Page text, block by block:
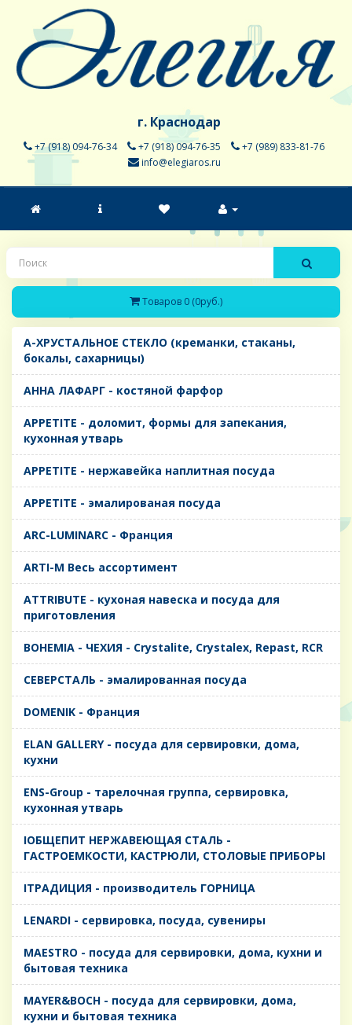
г. Краснодар
+7 (918) 094-76-34 +7 (918) 094-76-35
+7 (989) 833-81-76
info@elegiaros.ru
Товаров 0 (0руб.)
A-ХРУСТАЛЬНОЕ СТЕКЛО (креманки, стаканы,
бокалы, сахарницы)
AHHA ЛАФАРГ - костяной фарфор
APPETITE - доломит, формы для запекания,
кухонная утварь
APPETITE - нержавейка наплитная посуда
APPETITE - эмалированая посуда
ARC-LUMINARC - Франция
ARTI-M Весь ассортимент
ATTRIBUTE - кухоная навеска и посуда для
приготовления
BOHEMIA - ЧЕХИЯ - Crystalite, Crystalex, Repast, RCR
CЕВЕРСТАЛЬ - эмалированная посуда
DOMENIK - Франция
ELAN GALLERY - посуда для сервировки, дома,
кухни
ENS-Group - тарелочная группа, сервировка,
кухонная утварь
IОБЩЕПИТ НЕРЖАВЕЮЩАЯ СТАЛЬ -
ГАСТРОЕМКОСТИ, КАСТРЮЛИ, СТОЛОВЫЕ ПРИБОРЫ
IТРАДИЦИЯ - производитель ГОРНИЦА
LENARDI - сервировка, посуда, сувениры
MAESTRO - посуда для сервировки, дома, кухни и
бытовая техника
MAYER&BOCH - посуда для сервировки, дома,
кухни и бытовая техника